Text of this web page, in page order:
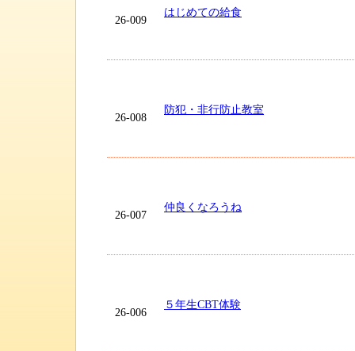
26-009
はじめての給食
26-008
防犯・非行防止教室
26-007
仲良くなろうね
26-006
５年生CBT体験